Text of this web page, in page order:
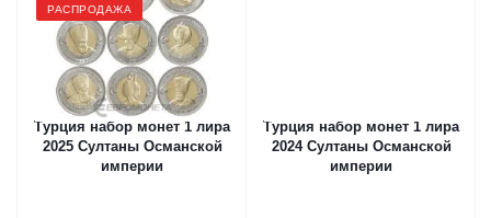
РАСПРОДАЖА
Турция набор монет 1 лира
2025 Султаны Османской
империи
Турция набор монет 1 лира
2024 Султаны Османской
империи